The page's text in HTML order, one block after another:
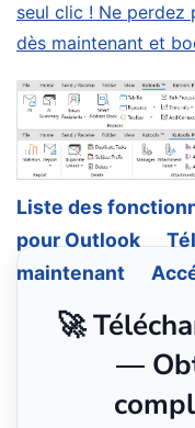
seul clic ! Ne perdez
dès maintenant et
Liste des
pour Outlook
maintenant
🚀
—